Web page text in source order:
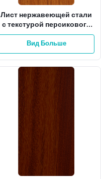
Лист нержавеющей стали
с текстурой персикового
дерева 3 мм, сертификат
EU E0
Вид Больше